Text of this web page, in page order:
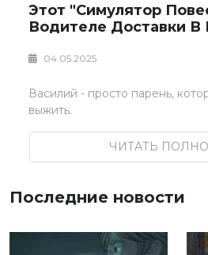
Этот "симулятор
Водителе Доставки В
04.05.2025
Василий - просто парень,
выжить.
ЧИТАТЬ
Последние новости